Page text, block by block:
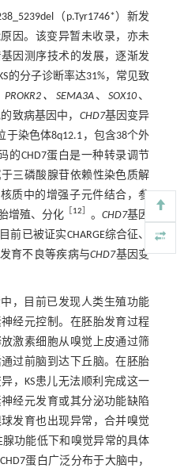
（p.Tyr1746*）新发
因。该变异暂未收录，亦未
因测序技术的发展，逐渐发
的分子诊断率达31%，常见致
、SEMA3A、SOX10、
致病基因中， CHD7基因变异
于染色体8q12.1，包含38个外
的CHD7蛋白是一种转录调节
三磷酸腺苷依赖性染色质解
质中的增强子元件结合，参
增殖、分化 ［12］ 。CHD7基因
已被证实CHARGE综合征、
育不良等疾病与CHD7基因变
，目前已发现人类生殖功能
经元控制。在胚胎发育过程
激素细胞从嗅觉上皮通过筛
过前脑到达下丘脑。在胚胎
，KS患儿无法顺利完成这一
经元发育或其分泌功能缺陷
发育也出现异常，合并嗅觉
功能低下和嗅觉异常的具体
蛋白广泛分布于大脑中，